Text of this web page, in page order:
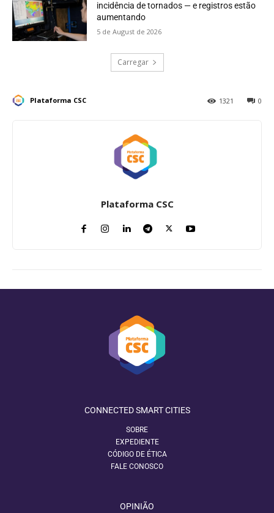
incidência de tornados — e registros estão
aumentando
5 de August de 2026
Carregar
Plataforma CSC 0
1321
Plataforma CSC
CONNECTED SMART CITIES
SOBRE
EXPEDIENTE
CÓDIGO DE ÉTICA
FALE CONOSCO
OPINIÃO